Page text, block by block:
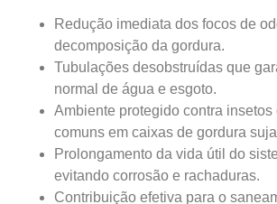
Redução imediata dos focos de
decomposição da gordura.
Tubulações desobstruídas que
normal de água e esgoto.
Ambiente protegido contra insetos
comuns em caixas de gordura
Prolongamento da vida útil do
evitando corrosão e rachaduras.
Contribuição efetiva para o